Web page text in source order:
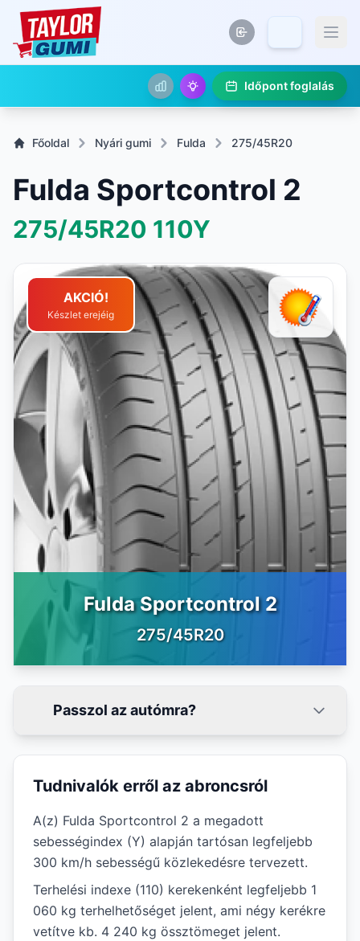
Időpont foglalás
Főoldal Nyári gumi Fulda 275/45R20
Fulda Sportcontrol 2
275/45R20 110Y
AKCIÓ!
Készlet erejéig
Fulda Sportcontrol 2
275/45R20
Passzol az autómra?
Tudnivalók erről az abroncsról
A(z) Fulda Sportcontrol 2 a megadott
sebességindex (Y) alapján tartósan legfeljebb
300 km/h sebességű közlekedésre tervezett.
Terhelési indexe (110) kerekenként legfeljebb 1
060 kg terhelhetőséget jelent, ami négy kerékre
vetítve kb. 4 240 kg össztömeget jelent.